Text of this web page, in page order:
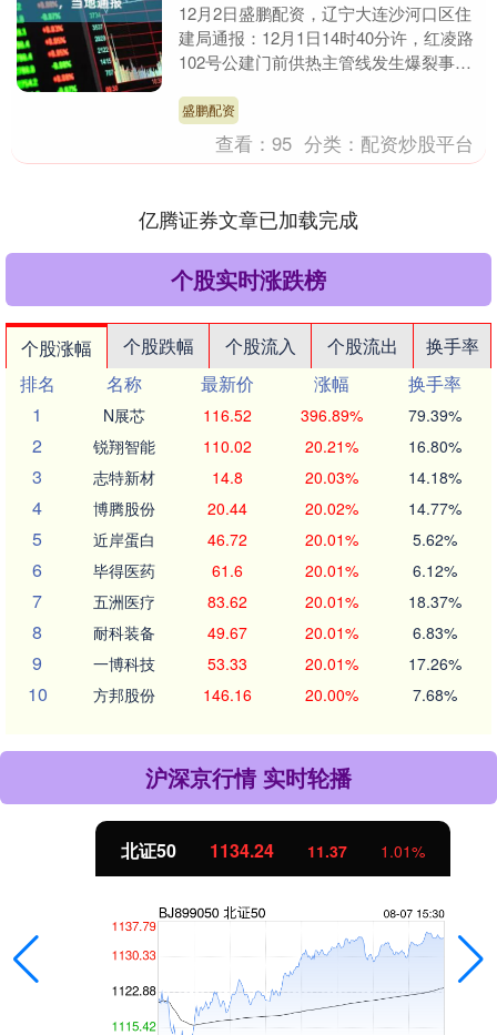
12月2日盛鹏配资，辽宁大连沙河口区住
建局通报：12月1日14时40分许，红凌路
102号公建门前供热主管线发生爆裂事
伤。相关....
盛鹏配资
查看：95 分类： 配资炒股平台
亿腾证券文章已加载完成
个股实时涨跌榜
个股涨幅 个股跌幅 个股流入 个股流出
换手率
排名
名称 最新价 涨幅
换手率
1
N展芯 116.52 396.89% 79.39%
2 锐翔智能 110.02 20.21% 16.80%
3 志特新材 14.8 20.03% 14.18%
4 博腾股份 20.44 20.02% 14.77%
5 近岸蛋白 46.72 20.01% 5.62%
6 毕得医药 61.6 20.01% 6.12%
7 五洲医疗 83.62 20.01% 18.37%
8 耐科装备 49.67 20.01% 6.83%
9 一博科技 53.33 20.01% 17.26%
10 方邦股份 146.16 20.00% 7.68%
沪深京行情 实时轮播
北证50 1134.24 11.37 1.01%